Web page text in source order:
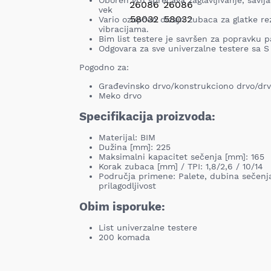
vek
Vario ozupčen dizajn zubaca za glatke
vibracijama.
Bim list testere je savršen za popravku
Odgovara za sve univerzalne testere sa
Pogodno za:
Građevinsko drvo/konstrukciono drvo/
Meko drvo
Specifikacija proizvoda:
Materijal: BIM
Dužina [mm]: 225
Maksimalni kapacitet sečenja [mm]: 165
Korak zubaca [mm] / TPI: 1,8/2,6 / 10/14
Područja primene: Palete, dubina
prilagodljivost
Obim isporuke:
List univerzalne testere
200 komada